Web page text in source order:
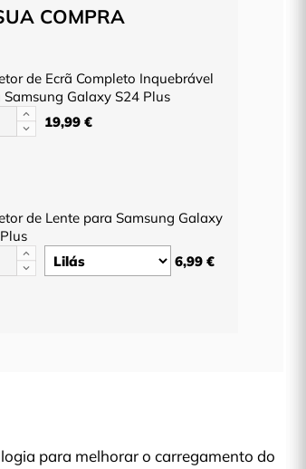
COMPRA
de Ecrã Completo Inquebrável
Samsung Galaxy S24 Plus
19,99 €
de Lente para Samsung Galaxy
6,99 €
para melhorar o carregamento do